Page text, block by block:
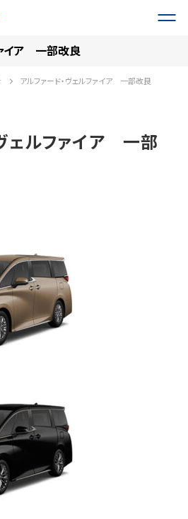
イア 一部改良
アルファード・ヴェルファイア 一部改良
ェルファイア 一部